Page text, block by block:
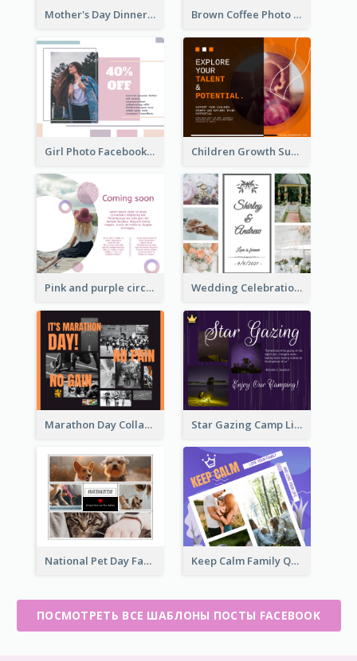
Mother's Day Dinner Discount Facebook Post Brown Coffee Photo Coffee Shop Facebook Post
Girl Photo Facebook Post Children Growth Support Facebook Post
Pink and purple circle photo Facebook Post Wedding Celebration Facebook Post
Marathon Day Collage Facebook Post Star Gazing Camp Lifestyle Facebook Post
National Pet Day Facebook Post Keep Calm Family Quote Facebook Post
ПОСМОТРЕТЬ ВСЕ ШАБЛОНЫ ПОСТЫ FACEBOOK